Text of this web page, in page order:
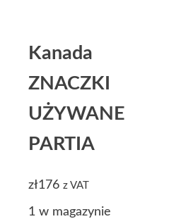
Kanada
ZNACZKI
UŻYWANE
PARTIA
zł176 z VAT
1 w magazynie